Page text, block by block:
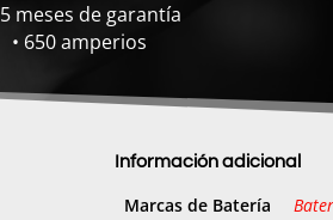
meses de garantía
• 650 amperios
Información adicional
Marcas de Batería